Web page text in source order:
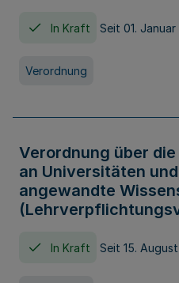
In Kraft Seit 01.
Verordnung
Verordnung über
an Universitäten
angewandte
In Kraft Seit 15.